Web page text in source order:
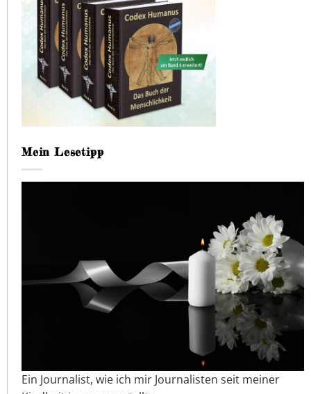
Mein Lesetipp
Ein Journalist, wie ich mir Journalisten seit meiner